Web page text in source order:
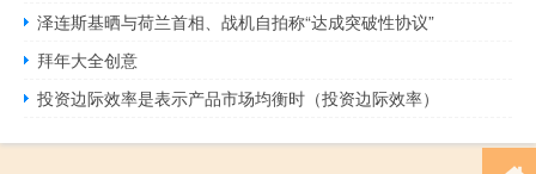
泽连斯基晒与荷兰首相、战机自拍称“达成突破性协议”
拜年大全创意
投资边际效率是表示产品市场均衡时（投资边际效率）